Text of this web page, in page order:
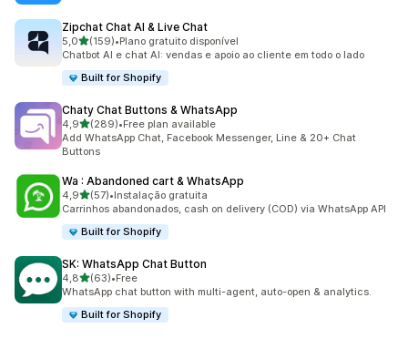
Zipchat Chat AI & Live Chat
5,0de 5 estrelas
(159)
159 total de avaliações
•Plano gratuito disponível
Chatbot AI e chat AI: vendas e apoio ao cliente em todo o lado
Built for Shopify
Chaty Chat Buttons & WhatsApp
4,9de 5 estrelas
(289)
289 total de avaliações
•Free plan available
Add WhatsApp Chat, Facebook Messenger, Line & 20+ Chat
Buttons
Wa : Abandoned cart & WhatsApp
4,9de 5 estrelas
(57)
57 total de avaliações
•Instalação gratuita
Carrinhos abandonados, cash on delivery (COD) via WhatsApp API
Built for Shopify
SK: WhatsApp Chat Button
4,8de 5 estrelas
(63)
63 total de avaliações
•Free
WhatsApp chat button with multi-agent, auto-open & analytics.
Built for Shopify